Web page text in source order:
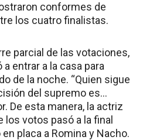
conformes de
los cuatro finalistas.
parcial de las votaciones,
entrar a la casa para
de la noche. “Quien sigue
del supremo es…
De esta manera, la actriz
los votos pasó a la final
placa a Romina y Nacho.